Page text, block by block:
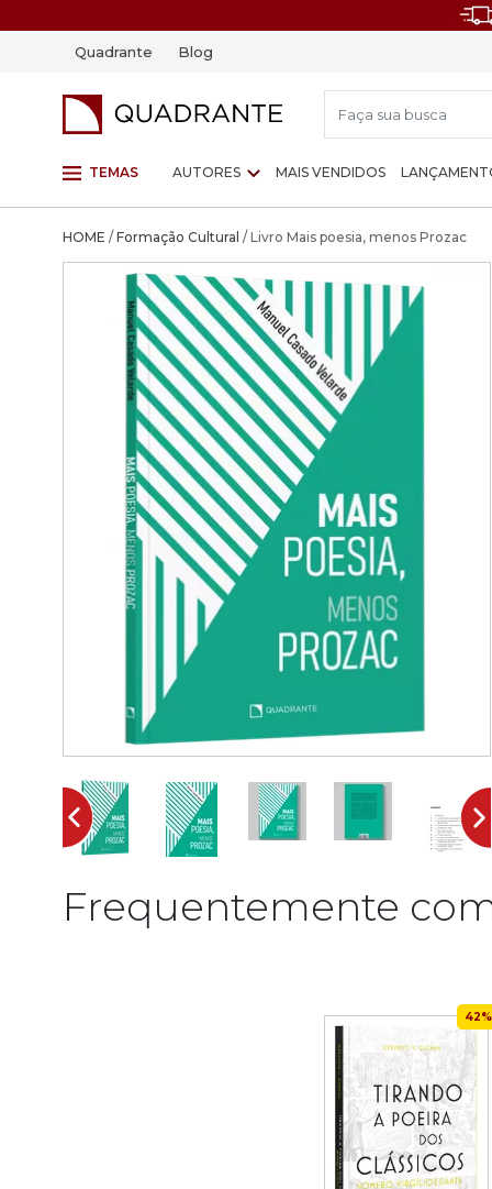
Quadrante Blog
TEMAS AUTORES MAIS VENDIDOS
HOME / Formação Cultural / Livro Mais poesia, menos Prozac
Frequentemente
42%